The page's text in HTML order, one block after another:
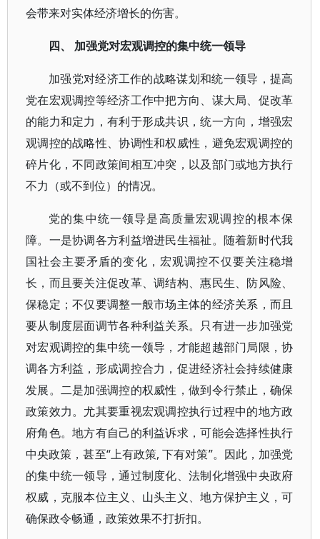
会带来对实体经济增长的伤害。
四、 加强党对宏观调控的集中统一领导
加强党对经济工作的战略谋划和统一领导，提高
党在宏观调控等经济工作中把方向、谋大局、促改革
的能力和定力，有利于形成共识，统一方向，增强宏
观调控的战略性、协调性和权威性，避免宏观调控的
碎片化，不同政策间相互冲突，以及部门或地方执行
不力（或不到位）的情况。
党的集中统一领导是高质量宏观调控的根本保
障。一是协调各方利益增进民生福祉。随着新时代我
国社会主要矛盾的变化，宏观调控不仅要关注稳增
长，而且要关注促改革、调结构、惠民生、防风险、
保稳定；不仅要调整一般市场主体的经济关系，而且
要从制度层面调节各种利益关系。只有进一步加强党
对宏观调控的集中统一领导，才能超越部门局限，协
调各方利益，形成调控合力，促进经济社会持续健康
发展。二是加强调控的权威性，做到令行禁止，确保
政策效力。尤其要重视宏观调控执行过程中的地方政
府角色。地方有自己的利益诉求，可能会选择性执行
中央政策，甚至“上有政策, 下有对策”。因此，加强党
的集中统一领导，通过制度化、法制化增强中央政府
权威，克服本位主义、山头主义、地方保护主义，可
确保政令畅通，政策效果不打折扣。